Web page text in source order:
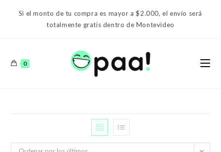
Si el monto de tu compra es mayor a $2.000, el envío será
totalmente gratis dentro de Montevideo
0